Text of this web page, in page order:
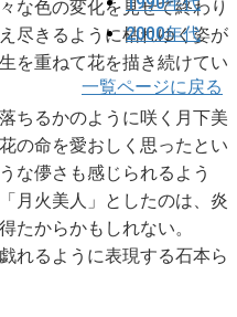
2000年代
一覧ページに戻る
な色の変化を見せて終わり
尽きるように枯れゆく姿が
を重ねて花を描き続けてい
ちるかのように咲く月下美
の命を愛おしく思ったとい
な儚さも感じられるよう
月火美人」としたのは、炎
たからかもしれない。
れるように表現する石本ら